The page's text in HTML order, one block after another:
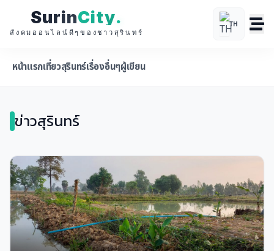
SurinCity.
สังคมออนไลน์ดีๆของชาวสุรินทร์
TH
หน้าแรกเที่ยวสุรินทร์เรื่องอื่นๆผู้เขียน
ข่าวสุรินทร์